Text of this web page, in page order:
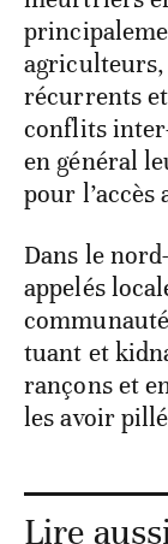
récurrents
conflits
en général
pour l’accès
Dans le
appelés
tuant et
rançons et
les avoir
Lire